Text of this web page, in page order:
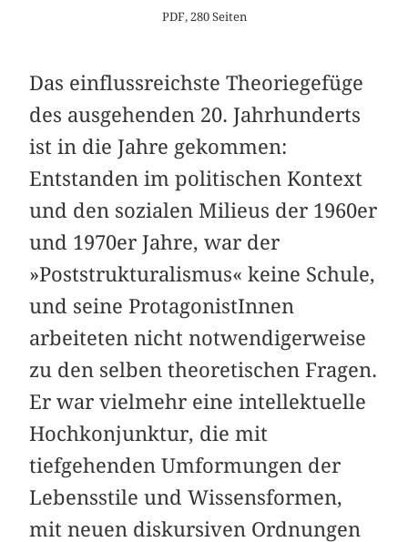
PDF, 280 Seiten
Das einflussreichste Theoriegefüge
des ausgehenden 20. Jahrhunderts
ist in die Jahre gekommen:
Entstanden im politischen Kontext
und den sozialen Milieus der 1960er
und 1970er Jahre, war der
»Poststrukturalismus« keine Schule,
und seine ProtagonistInnen
arbeiteten nicht notwendigerweise
zu den selben theoretischen Fragen.
Er war vielmehr eine intellektuelle
Hoch­konjunktur, die mit
tiefgehenden Umformungen der
Lebensstile und Wissensformen,
mit neuen diskursiven Ordnungen